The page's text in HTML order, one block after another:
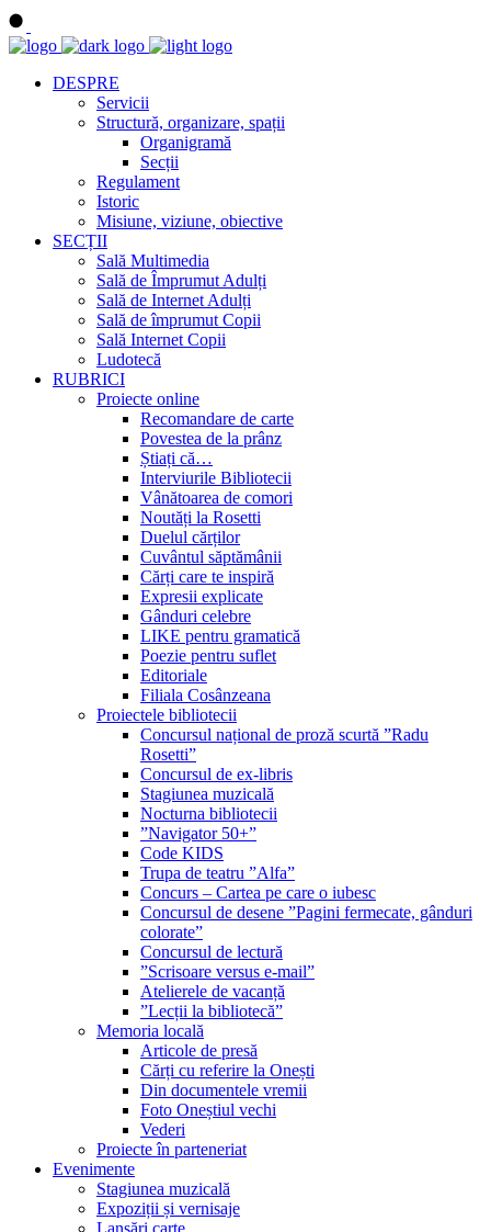
DESPRE
Servicii
Structură, organizare, spații
Organigramă
Secții
Regulament
Istoric
Misiune, viziune, obiective
SECȚII
Sală Multimedia
Sală de Împrumut Adulți
Sală de Internet Adulți
Sală de împrumut Copii
Sală Internet Copii
Ludotecă
RUBRICI
Proiecte online
Recomandare de carte
Povestea de la prânz
Știați că…
Interviurile Bibliotecii
Vânătoarea de comori
Noutăți la Rosetti
Duelul cărților
Cuvântul săptămânii
Cărți care te inspiră
Expresii explicate
Gânduri celebre
LIKE pentru gramatică
Poezie pentru suflet
Editoriale
Filiala Cosânzeana
Proiectele bibliotecii
Concursul național de proză scurtă ”Radu
Rosetti”
Concursul de ex-libris
Stagiunea muzicală
Nocturna bibliotecii
”Navigator 50+”
Code KIDS
Trupa de teatru ”Alfa”
Concurs – Cartea pe care o iubesc
Concursul de desene ”Pagini fermecate, gânduri
colorate”
Concursul de lectură
”Scrisoare versus e-mail”
Atelierele de vacanță
”Lecții la bibliotecă”
Memoria locală
Articole de presă
Cărți cu referire la Onești
Din documentele vremii
Foto Oneștiul vechi
Vederi
Proiecte în parteneriat
Evenimente
Stagiunea muzicală
Expoziții și vernisaje
Lansări carte